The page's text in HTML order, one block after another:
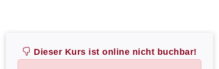
Dieser Kurs ist online nicht buchbar!